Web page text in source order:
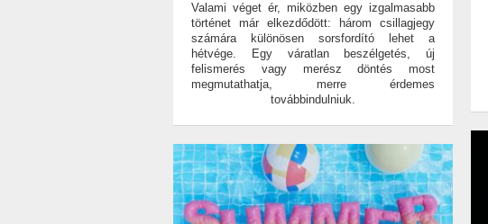
Valami véget ér, miközben egy izgalmasabb
történet már elkezdődött: három csillagjegy
számára különösen sorsfordító lehet a
hétvége. Egy váratlan beszélgetés, új
felismerés vagy merész döntés most
megmutathatja, merre érdemes
továbbindulniuk.